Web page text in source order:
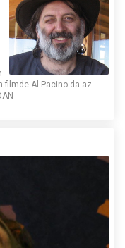
filmde Al Pacino da az